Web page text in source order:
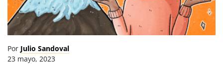
Por Julio Sandoval
23 mayo, 2023